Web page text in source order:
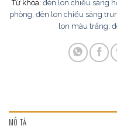
Từ khóa: đèn lon chiếu sáng
phòng, đèn lon chiếu sáng
lon màu trắng,
MÔ TẢ